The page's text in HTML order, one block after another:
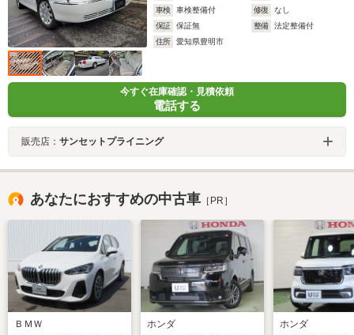
車検
車検整備付 修復
なし
保証
保証無 整備
法定整備付
住所
愛知県豊明市
今すぐ在庫確認・見積依頼
電話する
販売店： サンセットプライニング
あなたにおすすめの中古車 ［PR］
ＢＭＷ ホンダ ホンダ